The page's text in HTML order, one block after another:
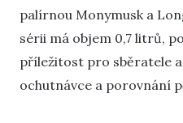
palírnou Monymusk a
sérii má objem 0,7 litrů,
příležitost pro sběratele
ochutnávce a porovnání